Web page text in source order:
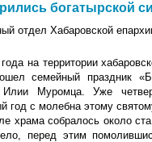
богатырской
отдел Хабаровской
на территории
семейный праздник
Илии Муромца. Уже
год с молебна этому
храма собралось около
перед этим